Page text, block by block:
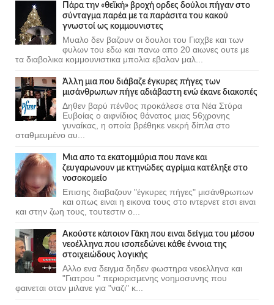
Πάρα την «θεϊκή» βροχή ορδες δούλοι πήγαν στο
σύνταγμα παρέα με τα παράσιτα του κακού
γνωστοί ως κομμουνιστες
Μυαλο δεν βαζουν οι δουλοι του Γιαχβε και των
φυλων του εδω και πανω απο 20 αιωνες ουτε με
τα διαβολικα κομμουνιστικα μπολια εβαλαν μαλ...
Άλλη μια που διάβαζε έγκυρες πήγες των
μισάνθρωπων πήγε αδιάβαστη ενώ έκανε διακοπές
Δηθεν βαρύ πένθος προκάλεσε στα Νέα Στύρα
Ευβοίας ο αιφνίδιος θάνατος μιας 56χρονης
γυναίκας, η οποία βρέθηκε νεκρή δίπλα στο
σταθμευμένο αυ...
Μια απο τα εκατομμύρια που πανε και
ζευγαρωνουν με κτηνώδες αγρίμια κατέληξε στο
νοσοκομείο
Επισης διαβαζουν "έγκυρες πήγες" μισάνθρωπων
και οπως ειναι η εικονα τους στο ιντερνετ ετσι ειναι
και στην ζωη τους, τουτεστιν ο...
Ακούστε κάποιον Γάκη που ειναι δείγμα του μέσου
νεοέλληνα που ισοπεδώνει κάθε έννοια της
στοιχειώδους λογικής
Αλλο ενα δειγμα δηδεν φωστηρα νεοελληνα και
"Γιατρου " περιορισμενης νοημοσυνης που
φαινεται οταν μιλανε για "ναζι" κ...